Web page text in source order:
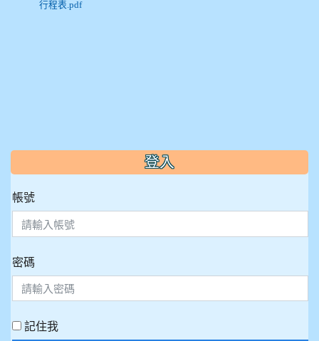
行程表.pdf
::: 登入
帳號
密碼
記住我